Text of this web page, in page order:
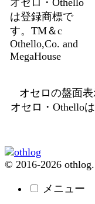
オセロ・Othello
は登録商標で
す。TM＆c
Othello,Co. and
MegaHouse
オセロの盤面
オセロ・Othello
© 2016-2026 othlog.
メニュー